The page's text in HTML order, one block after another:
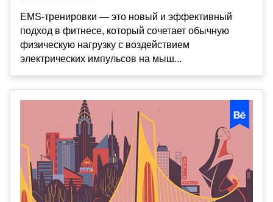
EMS-тренировки — это новый и эффективный
подход в фитнесе, который сочетает обычную
физическую нагрузку с воздействием
электрических импульсов на мыш...